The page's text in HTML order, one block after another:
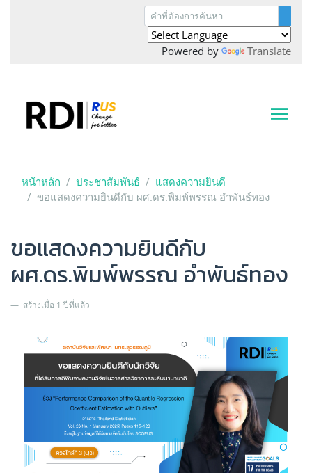
Powered by Translate
หน้าหลัก ประชาสัมพันธ์
แสดงความยินดี
ขอแสดงความยินดีกับ ผศ.ดร.พิมพ์พรรณ อำพันธ์ทอง
ขอแสดงความยินดีกับ
ผศ.ดร.พิมพ์พรรณ อำพันธ์ทอง
สร้างเมื่อ 1 ปีที่แล้ว